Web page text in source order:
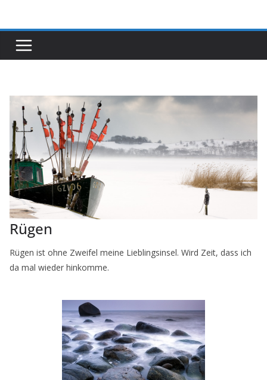
springen
Rügen
Rügen ist ohne Zweifel meine Lieblingsinsel. Wird Zeit, dass ich
da mal wieder hinkomme.